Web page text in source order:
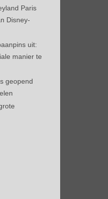
Paris
Disney-
uit:
manier te
geopend